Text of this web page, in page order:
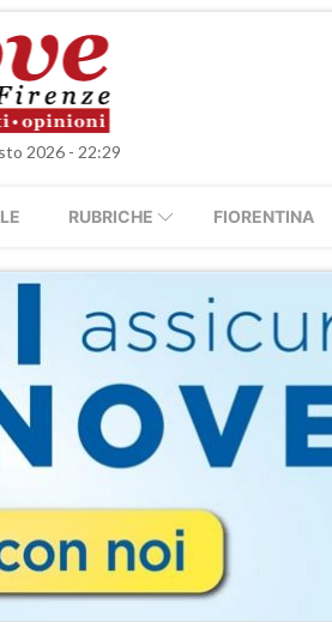
2026 - 22:29
RUBRICHE FIORENTINA